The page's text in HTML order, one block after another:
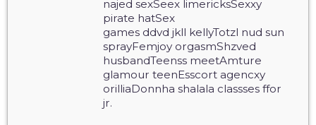
najed sexSeex limericksSexxy
pirate hatSex
games ddvd jkll kellyTotzl nud sun
sprayFemjoy orgasmShzved
husbandTeenss meetAmture
glamour teenEsscort agencxy
orilliaDonnha shalala classses ffor
jr.